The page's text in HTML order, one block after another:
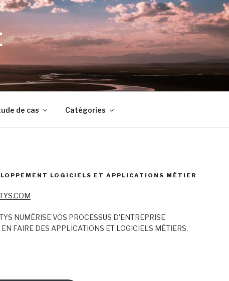
de cas Catégories
LOGICIELS ET APPLICATIONS MÉTIER
NUMÉRISE VOS PROCESSUS D’ENTREPRISE
EN FAIRE DES APPLICATIONS ET LOGICIELS MÉTIERS.